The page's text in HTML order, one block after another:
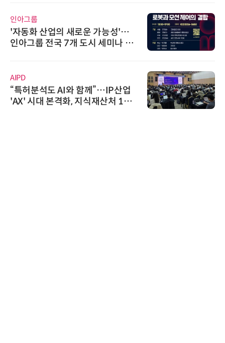
인아그룹
'자동화 산업의 새로운 가능성'…
인아그룹 전국 7개 도시 세미나 페
AIPD
“특허분석도 AI와 함께”…IP산업
'AX' 시대 본격화, 지식재산처 1호